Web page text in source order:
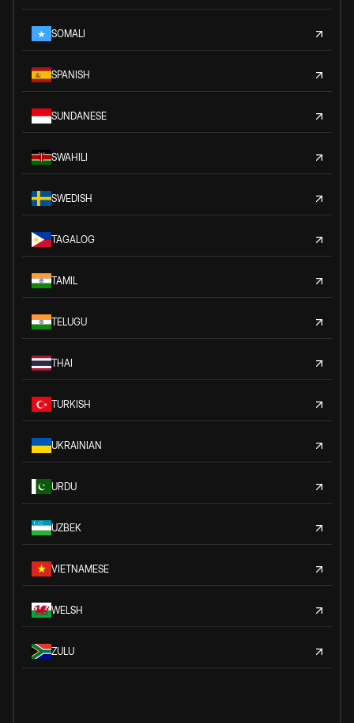
SOMALI
SPANISH
SUNDANESE
SWAHILI
SWEDISH
TAGALOG
TAMIL
TELUGU
THAI
TURKISH
UKRAINIAN
URDU
UZBEK
VIETNAMESE
WELSH
ZULU